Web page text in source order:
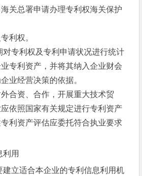
关总署申请办理专利权海关保护
利权。
对专利权及专利申请状况进行统计
专利资产，并将其纳入企业财会
业经营决策的依据。
合资、合作，开展重大技术贸
依照国家有关规定进行专利资产
利资产评估应委托符合执业要求
利用
建立适合本企业的专利信息利用机